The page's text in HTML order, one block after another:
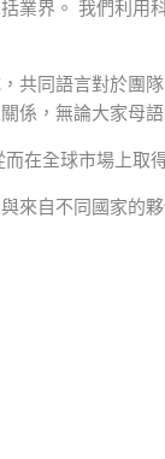
業界。 我們利用
共同語言對於團
係，無論大家母語
在全球市場上取
來自不同國家的夥